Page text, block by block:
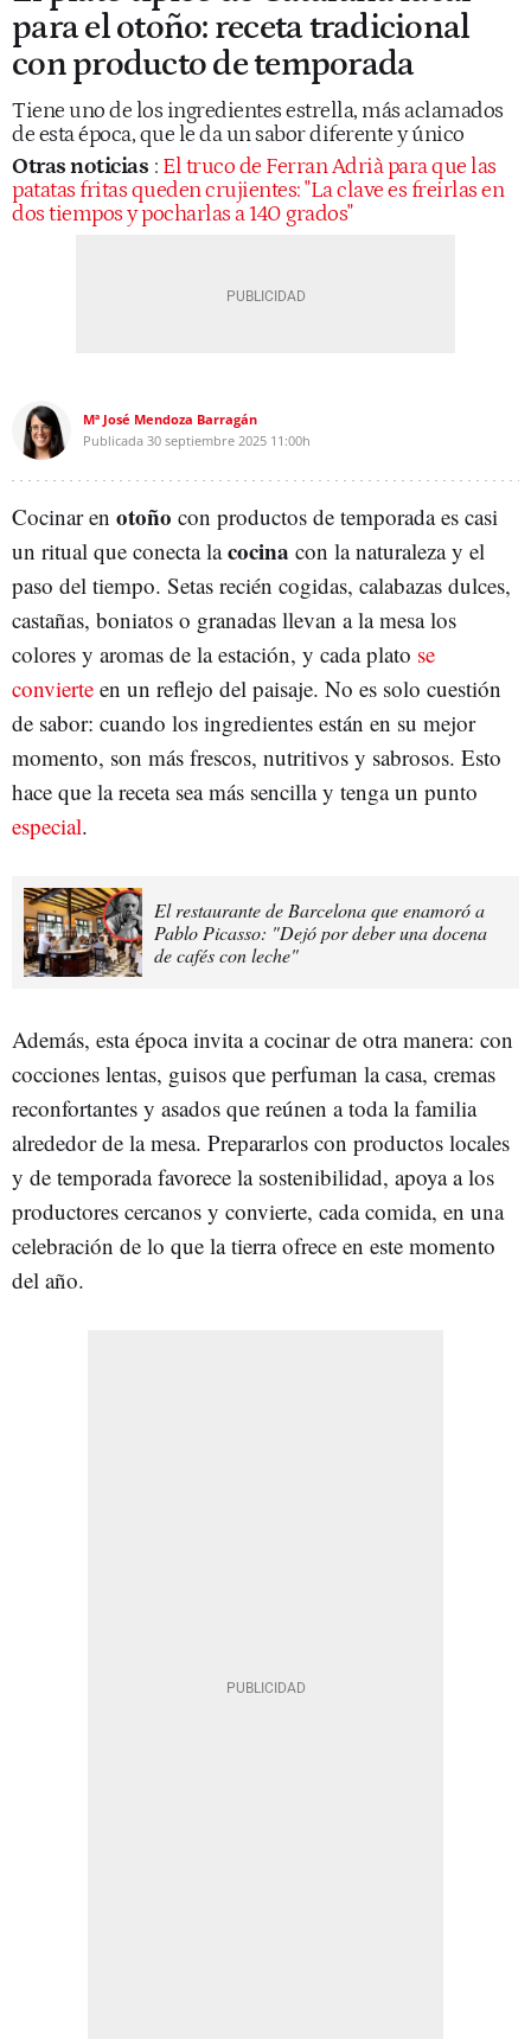
para el otoño: receta tradicional
con producto de temporada
Tiene uno de los ingredientes estrella, más aclamados
de esta época, que le da un sabor diferente y único
Otras noticias : El truco de Ferran Adrià para que las
patatas fritas queden crujientes: "La clave es freirlas en
dos tiempos y pocharlas a 140 grados"
Mª José Mendoza Barragán
Publicada 30 septiembre 2025 11:00h
Cocinar en otoño con productos de temporada es casi
un ritual que conecta lacocina con la naturaleza y el
paso del tiempo. Setas recién cogidas, calabazas dulces,
castañas, boniatos o granadas llevan a la mesa los
colores y aromas de la estación, y cada plato se
convierte en un reflejo del paisaje. No es solo cuestión
de sabor: cuando los ingredientes están en su mejor
momento, son más frescos, nutritivos y sabrosos. Esto
hace que la receta sea más sencilla y tenga un punto
especial.
El restaurante de Barcelona que enamoró a
Pablo Picasso: "Dejó por deber una docena
de cafés con leche"
Además, esta época invita a cocinar de otra manera: con
cocciones lentas, guisos que perfuman la casa, cremas
reconfortantes y asados que reúnen a toda la familia
alrededor de la mesa. Prepararlos con productos locales
y de temporada favorece la sostenibilidad, apoya a los
productores cercanos y convierte, cada comida, en una
celebración de lo que la tierra ofrece en este momento
del año.